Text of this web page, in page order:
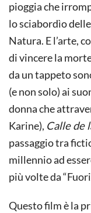
pioggia che
lo sciabordìo
Natura. E l’arte,
di vincere la
da un tappeto
(e non solo) ai
donna che
Karine), Calle de
passaggio tra
millennio ad
più volte da
Questo film è la